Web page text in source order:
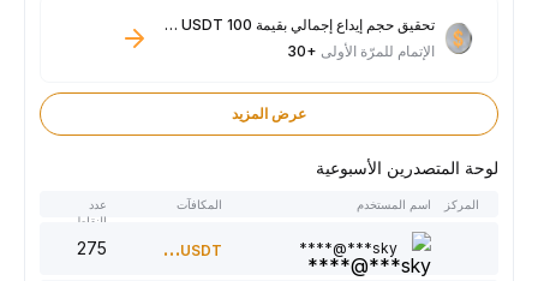
تحقيق حجم إيداع إجمالي بقيمة 100 USDT فأكثر
الإتمام للمرّة الأولى+30
عرض المزيد
لوحة المتصدرين الأسبوعية
المركز اسم المستخدم المكافآت
النقاط
sky***@****
300USDT